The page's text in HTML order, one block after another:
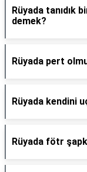
Rüyada tanıdık
demek?
Rüyada pert
Rüyada kendini
Rüyada fötr